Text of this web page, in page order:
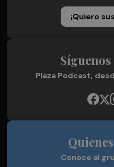
¡Quiero
Plaza Podcast,
Conoce al